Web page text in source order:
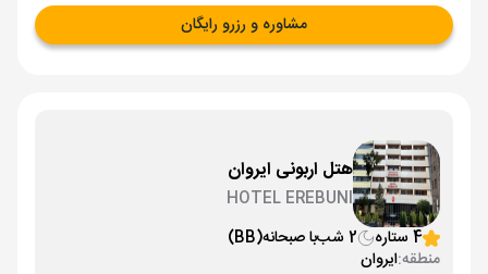
مشاوره و رزرو رایگان
هتل اربونی ایروان
HOTEL EREBUNI
4 ستاره
2 شب با صبحانه(BB)
منطقه:ایروان